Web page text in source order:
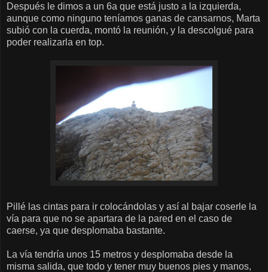
Después le dimos a un 6a que está justo a la izquierda,
aunque como ninguno teníamos ganas de cansarnos, Marta
subió con la cuerda, montó la reunión, y la descolgué para
poder realizarla en top.
Pillé las cintas para ir colocándolas y así al bajar coserle la
vía para que no se apartara de la pared en el caso de
caerse, ya que desplomaba bastante.
La vía tendría unos 15 metros y desplomaba desde la
misma salida, que todo y tener muy buenos pies y manos,